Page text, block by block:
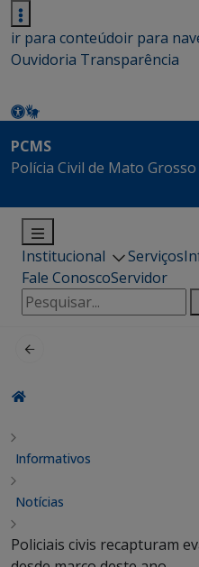
ir para conteúdoir para
Ouvidoria Transparência
PCMS
Polícia Civil de Mato
Institucional Serviços
Fale ConoscoServidor
Pesquisar
por:
Informativos
Notícias
Policiais civis recapturam